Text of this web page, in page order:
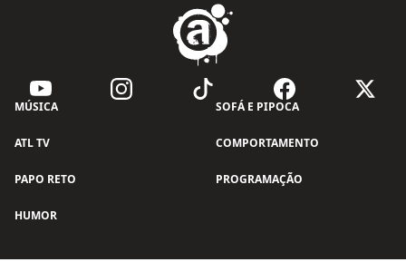
MÚSICA SOFÁ E PIPOCA
ATL TV COMPORTAMENTO
PAPO RETO PROGRAMAÇÃO
HUMOR